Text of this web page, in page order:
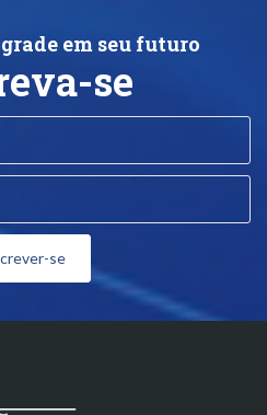
em seu futuro
se
se